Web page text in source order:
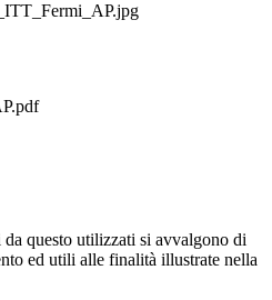
questo utilizzati si avvalgono di
ed utili alle finalità illustrate nella